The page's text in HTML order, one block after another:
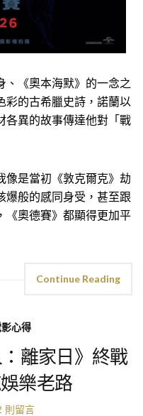
、《奧本海默》的一念之
彩的古希臘史詩，諾蘭以
各異的故事傳達他對「戰
像是當初《敦克爾克》劫
爆般的感同身受，甚至跟
《奧德賽》都顯得更加平
Continue Reading
心得
離家日》終戰
樂老路
則留言